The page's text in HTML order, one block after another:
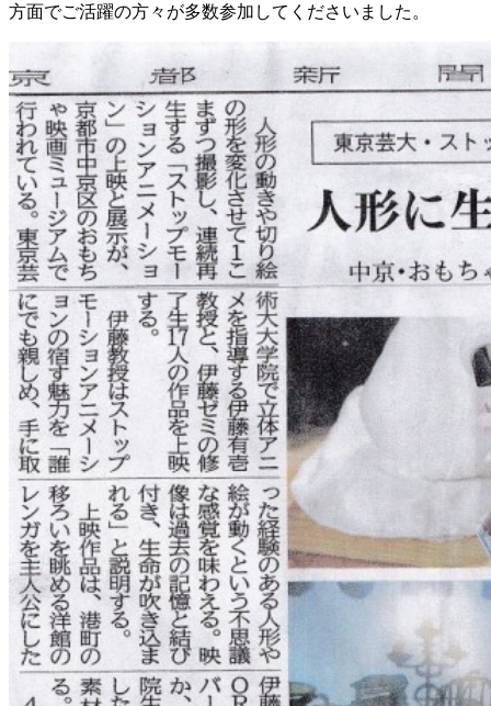
方面でご活躍の方々が多数参加してくださいました。